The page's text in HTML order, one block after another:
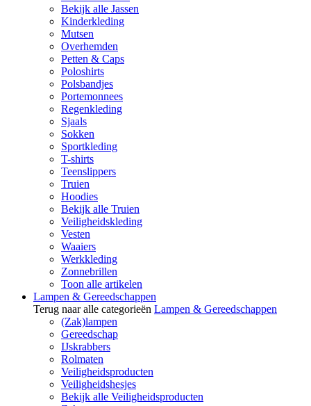
Bekijk alle Jassen
Kinderkleding
Mutsen
Overhemden
Petten & Caps
Poloshirts
Polsbandjes
Portemonnees
Regenkleding
Sjaals
Sokken
Sportkleding
T-shirts
Teenslippers
Truien
Hoodies
Bekijk alle Truien
Veiligheidskleding
Vesten
Waaiers
Werkkleding
Zonnebrillen
Toon alle artikelen
Lampen & Gereedschappen
Terug naar alle categorieën Lampen & Gereedschappen
(Zak)lampen
Gereedschap
IJskrabbers
Rolmaten
Veiligheidsproducten
Veiligheidshesjes
Bekijk alle Veiligheidsproducten